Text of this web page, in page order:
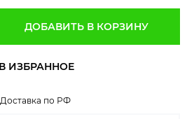
ДОБАВИТЬ В КОРЗИНУ
Доставка по РФ